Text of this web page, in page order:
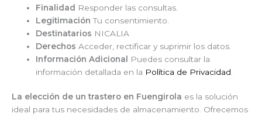
Finalidad Responder las consultas.
Legitimación Tu consentimiento.
Destinatarios NICALIA
Derechos Acceder, rectificar y suprimir los datos.
Información Adicional
Puedes consultar la
información detallada en la Política de Privacidad
La elección de un trastero en Fuengirola es la solución
ideal para tus necesidades de almacenamiento. Ofrecemos